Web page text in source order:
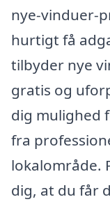
nye-vinduer-
hurtigt få
tilbyder nye
gratis og
dig mulighed
fra
lokalområde.
dig, at du får